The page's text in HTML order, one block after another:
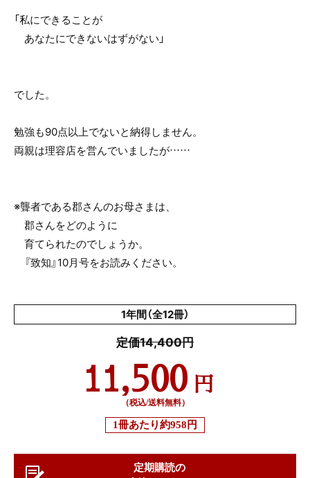
「私にできることが
あなたにできないはずがない」
でした。
勉強も90点以上でないと納得しません。
両親は理容店を営んでいましたが……
※聾者である郡さんのお母さまは、
郡さんをどのように
育てられたのでしょうか。
『致知』10月号をお読みください。
1年間（全12冊）
定価14,400円
11,500 円
（税込/送料無料）
1冊あたり約958円
定期購読の